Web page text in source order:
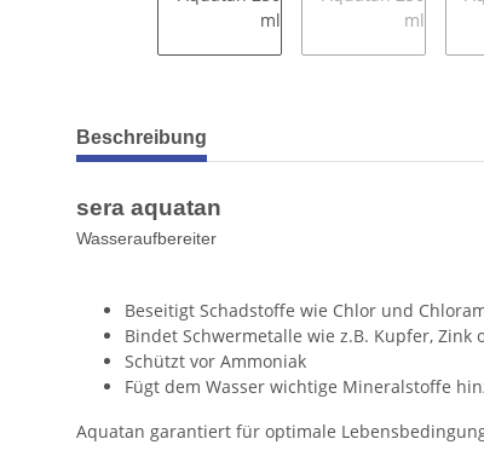
weitere Registerkarten anzeigen
Beschreibung
sera aquatan
Wasseraufbereiter
Beseitigt Schadstoffe wie Chlor und
Bindet Schwermetalle wie z.B. Kupfer, Zink
Schützt vor Ammoniak
Fügt dem Wasser wichtige Mineralstoffe
Aquatan garantiert für optimale